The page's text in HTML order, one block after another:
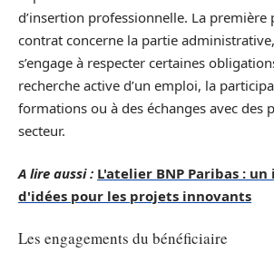
d’insertion professionnelle. La première
contrat concerne la partie
s’engage à respecter certaines
recherche active d’un emploi, la
formations ou à des échanges avec des
secteur.
A lire aussi : L'atelier BNP Paribas :
d'idées pour les projets innovants
Les engagements du bénéficiaire